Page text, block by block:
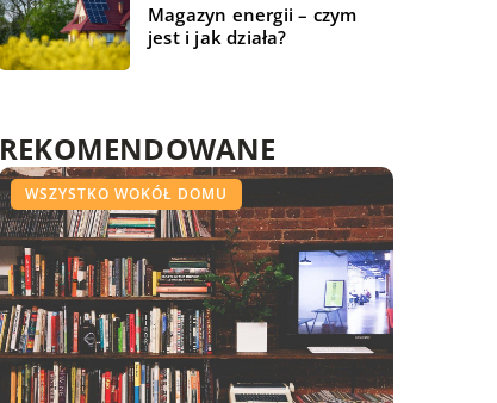
Magazyn energii – czym
jest i jak działa?
REKOMENDOWANE
CZAS WOLNY
WSZYSTKO WOKÓŁ DOMU
ŻYCIE I STYL